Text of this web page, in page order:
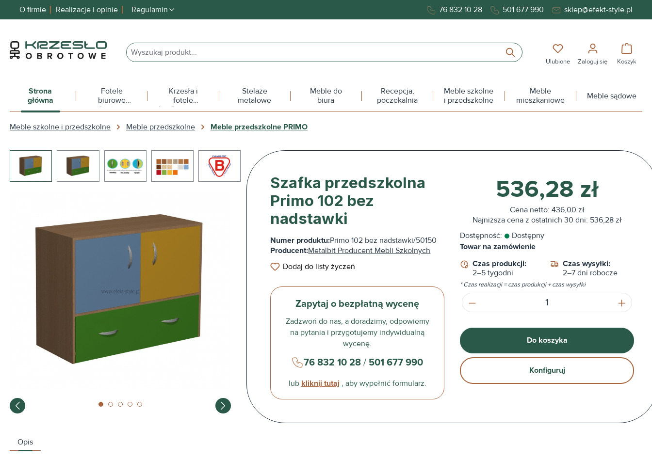
Przejdź do głównej nawigacji
O firmie Realizacje i opinie Regulamin 76 832 10 28 501 677 990 sklep@efekt-style.pl
Masz 0 przedmioty na
Ulubione Zaloguj się Koszyk
Strona
główna
Fotele
biurowe
obrotowe
Krzesła i
fotele
konferencyjne
Stelaże
metalowe
Meble do
biura
Recepcja,
poczekalnia
Meble szkolne
i przedszkolne
Meble
mieszkaniowe
Meble sądowe
Meble szkolne i przedszkolne Meble przedszkolne Meble przedszkolne PRIMO
Pomiń galerię zdjęć
Szafka przedszkolna
Primo 102 bez
nadstawki
Numer produktu:Primo 102 bez nadstawki/50150
Producent:Metalbit Producent Mebli Szkolnych
Dodaj do listy życzeń
Zapytaj o bezpłatną wycenę
Zadzwoń do nas, a doradzimy, odpowiemy
na pytania i przygotujemy indywidualną
wycenę.
76 832 10 28 / 501 677 990
lub kliknij tutaj , aby wypełnić formularz.
536,28 zł
Cena netto: 436,00 zł
Najniższa cena z ostatnich 30 dni: 536,28 zł
Dostępność:
Dostępny
Towar na zamówienie
Czas produkcji:
2–5 tygodni
Czas wysyłki:
2–7 dni robocze
* Czas realizacji = czas produkcji + czas wysyłki
Ilość produktu: Wprowadź żądaną
Do koszyka
Konfiguruj
Opis